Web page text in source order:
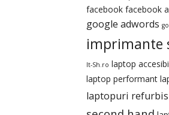
facebook facebook
google adwords
imprimante
It-Sh.ro laptop
laptop performant
laptopuri